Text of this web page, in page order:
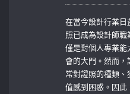
在當今設計行業
照已成為設計師
僅是對個人專業
會的大門。然而，
常對證照的種類
值感到困惑。因此